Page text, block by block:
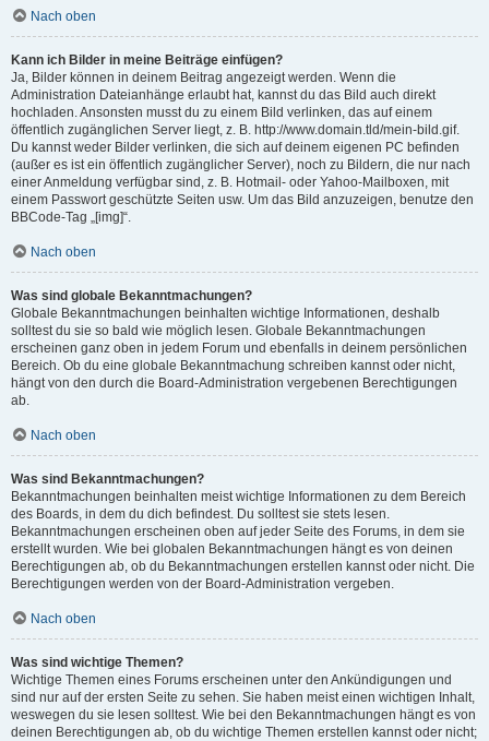
Nach oben
Kann ich Bilder in meine Beiträge einfügen?
Ja, Bilder können in deinem Beitrag angezeigt werden. Wenn die
Administration Dateianhänge erlaubt hat, kannst du das Bild auch direkt
hochladen. Ansonsten musst du zu einem Bild verlinken, das auf einem
öffentlich zugänglichen Server liegt, z. B. http://www.domain.tld/mein-bild.gif.
Du kannst weder Bilder verlinken, die sich auf deinem eigenen PC befinden
(außer es ist ein öffentlich zugänglicher Server), noch zu Bildern, die nur nach
einer Anmeldung verfügbar sind, z. B. Hotmail- oder Yahoo-Mailboxen, mit
einem Passwort geschützte Seiten usw. Um das Bild anzuzeigen, benutze den
BBCode-Tag „[img]“.
Nach oben
Was sind globale Bekanntmachungen?
Globale Bekanntmachungen beinhalten wichtige Informationen, deshalb
solltest du sie so bald wie möglich lesen. Globale Bekanntmachungen
erscheinen ganz oben in jedem Forum und ebenfalls in deinem persönlichen
Bereich. Ob du eine globale Bekanntmachung schreiben kannst oder nicht,
hängt von den durch die Board-Administration vergebenen Berechtigungen
ab.
Nach oben
Was sind Bekanntmachungen?
Bekanntmachungen beinhalten meist wichtige Informationen zu dem Bereich
des Boards, in dem du dich befindest. Du solltest sie stets lesen.
Bekanntmachungen erscheinen oben auf jeder Seite des Forums, in dem sie
erstellt wurden. Wie bei globalen Bekanntmachungen hängt es von deinen
Berechtigungen ab, ob du Bekanntmachungen erstellen kannst oder nicht. Die
Berechtigungen werden von der Board-Administration vergeben.
Nach oben
Was sind wichtige Themen?
Wichtige Themen eines Forums erscheinen unter den Ankündigungen und
sind nur auf der ersten Seite zu sehen. Sie haben meist einen wichtigen Inhalt,
weswegen du sie lesen solltest. Wie bei den Bekanntmachungen hängt es von
deinen Berechtigungen ab, ob du wichtige Themen erstellen kannst oder nicht;